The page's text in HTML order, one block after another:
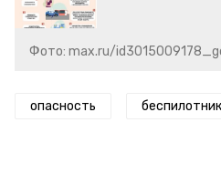
Фото: max.ru/
опасность